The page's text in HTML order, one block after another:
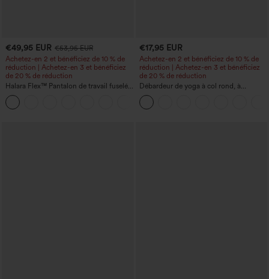
€49,95 EUR €53,95 EUR
Achetez-en 2 et bénéficiez de 10 % de
réduction | Achetez-en 3 et bénéficiez
de 20 % de réduction
Halara Flex™ Pantalon de travail fuselé,
uni, taille haute, avec poches
€17,95 EUR
Achetez-en 2 et bénéficiez de 10 % de
réduction | Achetez-en 3 et bénéficiez
de 20 % de réduction
Débardeur de yoga à col rond, à
fronces, effet rafraîchissant - UPF50+